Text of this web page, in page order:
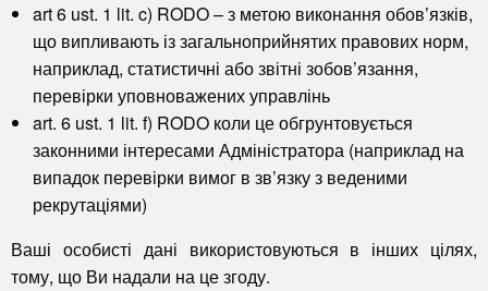
art 6 ust. 1 lit. c) RODO –з метою виконання обов’язків,
що випливають із загальноприйнятих правових норм,
наприклад, статистичні або звітні зобов’язання,
перевірки уповноважених управлінь
art. 6 ust. 1 lit. f) RODO коли це обгрунтовується
законними інтересами Адміністратора (наприклад на
випадок перевірки вимог в зв’язку з веденими
рекрутаціями)
Ваші особисті дані використовуються в інших цілях,
тому, що Ви надали на це згоду.